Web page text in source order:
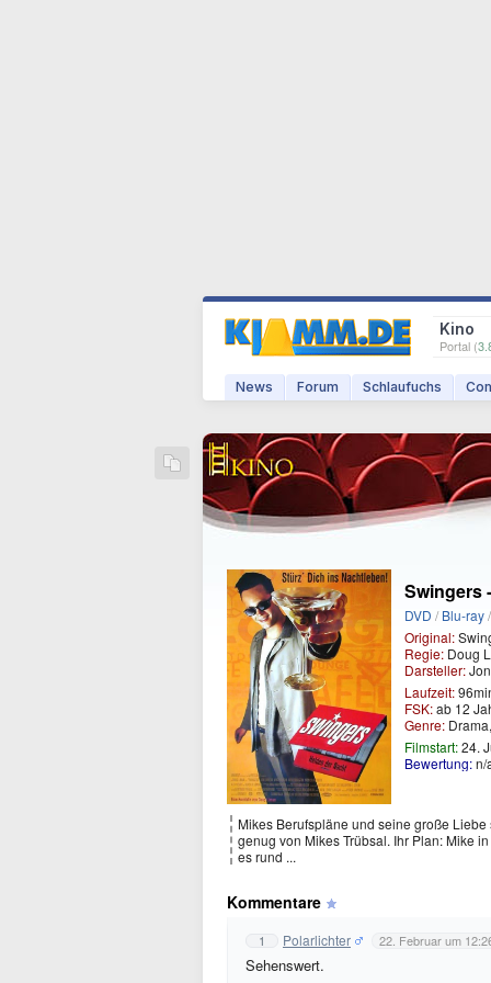
Kino
Portal (
News Forum Schlaufuchs
Swingers
DVD /Blu-ray
Original:
Regie: Doug
Darsteller:
Laufzeit:
FSK:ab 12
Genre:
Filmstart:24.
Bewertung:
Mikes Berufspläne und seine große
genug von Mikes Trübsal. Ihr Plan: Mike
es rund ...
Kommentare
1 Polarlichter 22. Februar um
Sehenswert.